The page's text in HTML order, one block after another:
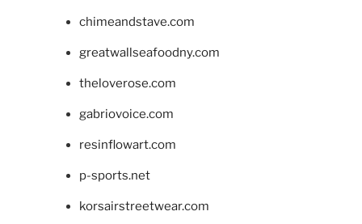
chimeandstave.com
greatwallseafoodny.com
theloverose.com
gabriovoice.com
resinflowart.com
p-sports.net
korsairstreetwear.com